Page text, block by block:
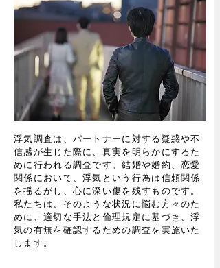
浮気調査は、パートナーに対する疑惑や不
信感が生じた際に、真実を明らかにするた
めに行われる調査です。結婚や婚約、恋愛
関係において、浮気という行為は信頼関係
を揺るがし、心に深い傷を残すものです。
私たちは、そのような状況に悩む方々のた
めに、適切な手法と倫理規定に基づき、浮
気の有無を確認するための調査を実施いた
します。